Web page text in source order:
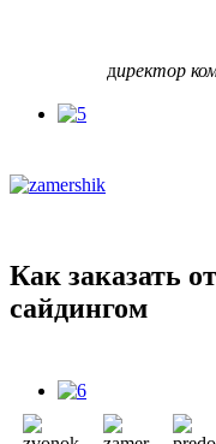
директор
Как заказать
сайдингом